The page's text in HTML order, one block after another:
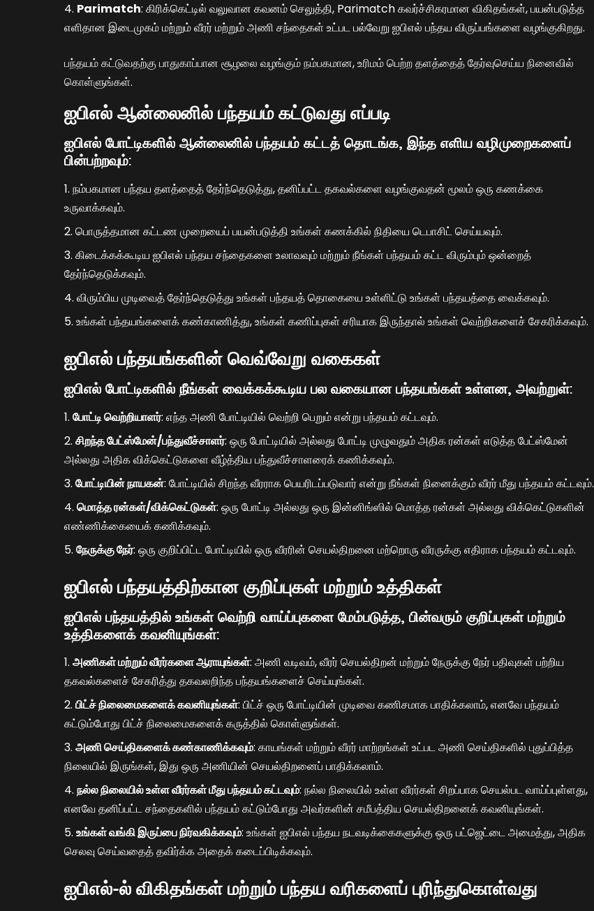
Parimatch: கிரிக்கெட்டில் வலுவான கவனம் செலுத்தி, Parimatch கவர்ச்சிகரமான விகிதங்கள், பயன்படுத்த
எளிதான இடைமுகம் மற்றும் வீரர் மற்றும் அணி சந்தைகள் உட்பட பல்வேறு ஐபிஎல் பந்தய விருப்பங்களை வழங்குகிறது.
பந்தயம் கட்டுவதற்கு பாதுகாப்பான சூழலை வழங்கும் நம்பகமான, உரிமம் பெற்ற தளத்தைத் தேர்வுசெய்ய நினைவில்
கொள்ளுங்கள்.
ஐபிஎல் ஆன்லைனில் பந்தயம் கட்டுவது எப்படி
ஐபிஎல் போட்டிகளில் ஆன்லைனில் பந்தயம் கட்டத் தொடங்க, இந்த எளிய வழிமுறைகளைப்
பின்பற்றவும்:
நம்பகமான பந்தய தளத்தைத் தேர்ந்தெடுத்து, தனிப்பட்ட தகவல்களை வழங்குவதன் மூலம் ஒரு கணக்கை
உருவாக்கவும்.
பொருத்தமான கட்டண முறையைப் பயன்படுத்தி உங்கள் கணக்கில் நிதியை டெபாசிட் செய்யவும்.
கிடைக்கக்கூடிய ஐபிஎல் பந்தய சந்தைகளை உலாவவும் மற்றும் நீங்கள் பந்தயம் கட்ட விரும்பும் ஒன்றைத்
தேர்ந்தெடுக்கவும்.
விரும்பிய முடிவைத் தேர்ந்தெடுத்து உங்கள் பந்தயத் தொகையை உள்ளிட்டு உங்கள் பந்தயத்தை வைக்கவும்.
உங்கள் பந்தயங்களைக் கண்காணித்து, உங்கள் கணிப்புகள் சரியாக இருந்தால் உங்கள் வெற்றிகளைச் சேகரிக்கவும்.
ஐபிஎல் பந்தயங்களின் வெவ்வேறு வகைகள்
ஐபிஎல் போட்டிகளில் நீங்கள் வைக்கக்கூடிய பல வகையான பந்தயங்கள் உள்ளன, அவற்றுள்:
போட்டி வெற்றியாளர்: எந்த அணி போட்டியில் வெற்றி பெறும் என்று பந்தயம் கட்டவும்.
சிறந்த பேட்ஸ்மேன்/பந்துவீச்சாளர்: ஒரு போட்டியில் அல்லது போட்டி முழுவதும் அதிக ரன்கள் எடுத்த பேட்ஸ்மேன்
அல்லது அதிக விக்கெட்டுகளை வீழ்த்திய பந்துவீச்சாளரைக் கணிக்கவும்.
போட்டியின் நாயகன்: போட்டியில் சிறந்த வீரராக பெயரிடப்படுவார் என்று நீங்கள் நினைக்கும் வீரர் மீது பந்தயம் கட்டவும்.
மொத்த ரன்கள்/விக்கெட்டுகள்: ஒரு போட்டி அல்லது ஒரு இன்னிங்ஸில் மொத்த ரன்கள் அல்லது விக்கெட்டுகளின்
எண்ணிக்கையைக் கணிக்கவும்.
நேருக்கு நேர்: ஒரு குறிப்பிட்ட போட்டியில் ஒரு வீரரின் செயல்திறனை மற்றொரு வீரருக்கு எதிராக பந்தயம் கட்டவும்.
ஐபிஎல் பந்தயத்திற்கான குறிப்புகள் மற்றும் உத்திகள்
ஐபிஎல் பந்தயத்தில் உங்கள் வெற்றி வாய்ப்புகளை மேம்படுத்த, பின்வரும் குறிப்புகள் மற்றும்
உத்திகளைக் கவனியுங்கள்:
அணிகள் மற்றும் வீரர்களை ஆராயுங்கள்: அணி வடிவம், வீரர் செயல்திறன் மற்றும் நேருக்கு நேர் பதிவுகள் பற்றிய
தகவல்களைச் சேகரித்து தகவலறிந்த பந்தயங்களைச் செய்யுங்கள்.
பிட்ச் நிலைமைகளைக் கவனியுங்கள்: பிட்ச் ஒரு போட்டியின் முடிவை கணிசமாக பாதிக்கலாம், எனவே பந்தயம்
கட்டும்போது பிட்ச் நிலைமைகளைக் கருத்தில் கொள்ளுங்கள்.
அணி செய்திகளைக் கண்காணிக்கவும்: காயங்கள் மற்றும் வீரர் மாற்றங்கள் உட்பட அணி செய்திகளில் புதுப்பித்த
நிலையில் இருங்கள், இது ஒரு அணியின் செயல்திறனைப் பாதிக்கலாம்.
நல்ல நிலையில் உள்ள வீரர்கள் மீது பந்தயம் கட்டவும்: நல்ல நிலையில் உள்ள வீரர்கள் சிறப்பாக செயல்பட வாய்ப்புள்ளது,
எனவே தனிப்பட்ட சந்தைகளில் பந்தயம் கட்டும்போது அவர்களின் சமீபத்திய செயல்திறனைக் கவனியுங்கள்.
உங்கள் வங்கி இருப்பை நிர்வகிக்கவும்: உங்கள் ஐபிஎல் பந்தய நடவடிக்கைகளுக்கு ஒரு பட்ஜெட்டை அமைத்து, அதிக
செலவு செய்வதைத் தவிர்க்க அதைக் கடைப்பிடிக்கவும்.
ஐபிஎல்-ல் விகிதங்கள் மற்றும் பந்தய வரிகளைப் புரிந்துகொள்வது